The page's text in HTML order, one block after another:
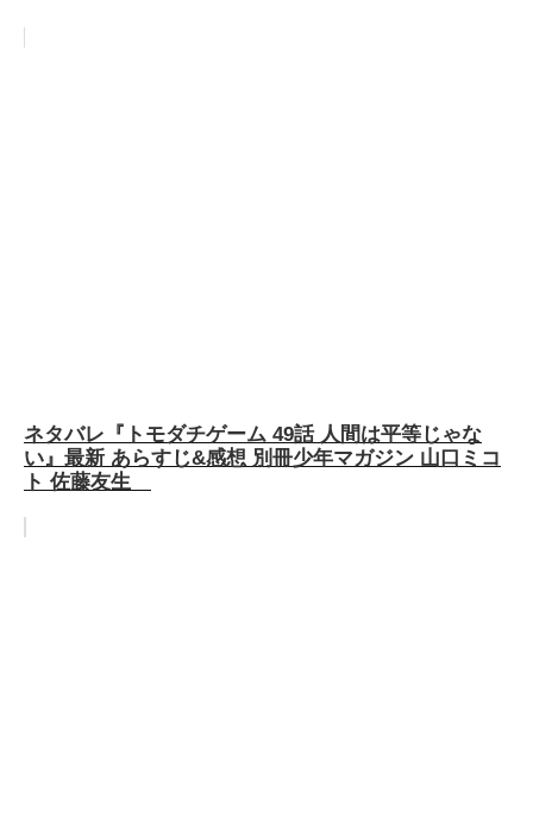
ネタバレ『トモダチゲーム 49話 人間は平等じゃな
い』最新 あらすじ&感想 別冊少年マガジン 山口ミコ
ト 佐藤友生